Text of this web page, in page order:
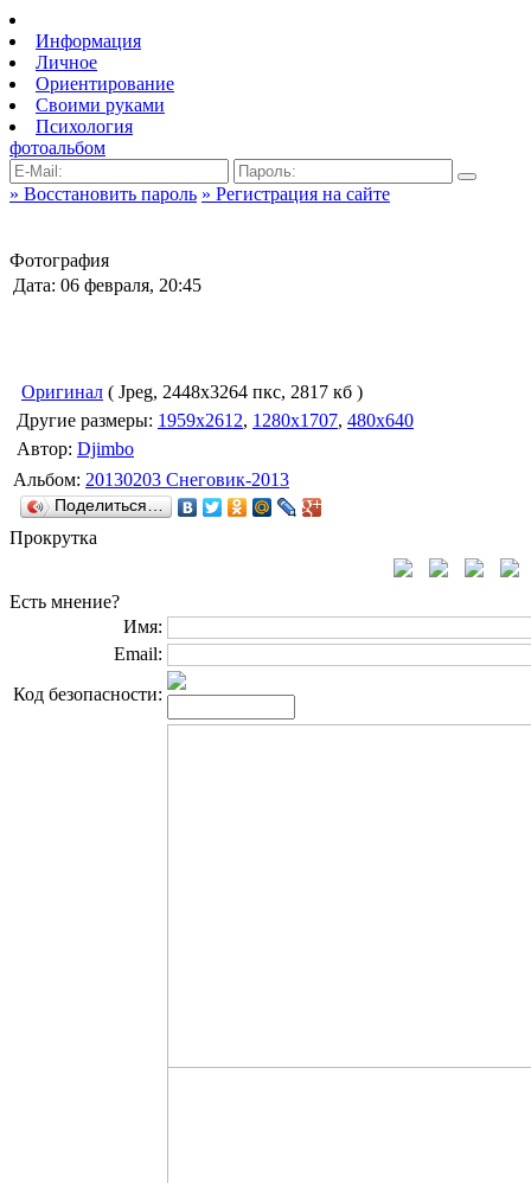
Информация
Личное
Ориентирование
Своими руками
Психология
фотоальбом
» Восстановить пароль » Регистрация на сайте
Фотография
Дата: 06 февраля, 20:45
Оригинал ( Jpeg, 2448x3264 пкс, 2817 кб )
Другие размеры: 1959x2612, 1280x1707, 480x640
Автор: Djimbo
Альбом: 20130203 Снеговик-2013
Поделиться…
Прокрутка
Есть мнение?
Имя:
Email:
Код безопасности: